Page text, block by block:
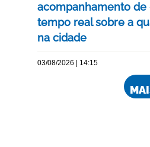
acompanhamento de
tempo real sobre a
na cidade
03/08/2026 | 14:15